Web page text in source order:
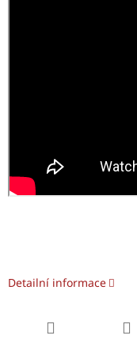
Detailní informace